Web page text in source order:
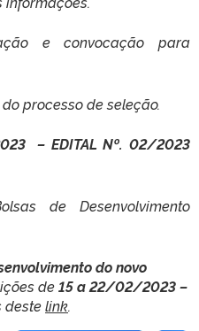
e convocação para
processo de seleção.
– EDITAL Nº. 02/2023
de Desenvolvimento
do novo
de15 a 22/02/2023 –
destelink.